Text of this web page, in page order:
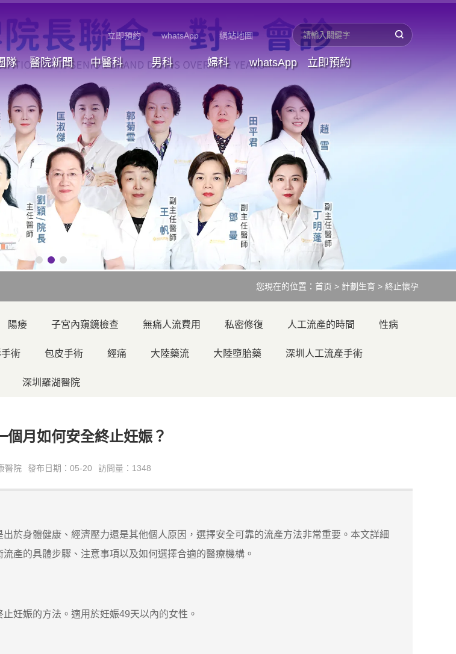
立即預約 whatsApp 網站地圖
隊 醫院新聞 中醫科 男科 婦科 whatsApp 立即預約
您現在的位置： 首页 > 計劃生育 > 終止懷孕
陽痿 子宮內窺鏡檢查 無痛人流費用 私密修復 人工流產的時間 性病
術 包皮手術 經痛 大陸藥流 大陸墮胎藥 深圳人工流產手術
深圳羅湖醫院
個月如何安全終止妊娠？
醫院 發布日期：05-20 訪問量：1348
身體健康、經濟壓力還是其他個人原因，選擇安全可靠的流產方法非常重要。本文詳細
流產的具體步驟、注意事項以及如何選擇合適的醫療機構。
娠的方法。適用於妊娠49天以內的女性。